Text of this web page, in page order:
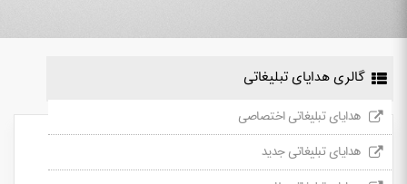
گالری هدایای تبلیغاتی
هدایای تبلیغاتی اختصاصی
هدایای تبلیغاتی جدید